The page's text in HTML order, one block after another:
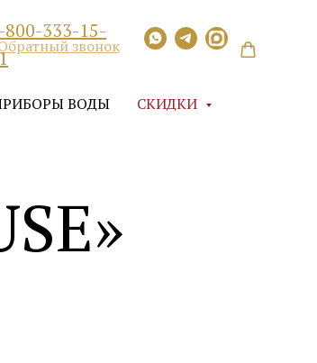
800-333-15-
звонок
ВОДЫ СКИДКИ